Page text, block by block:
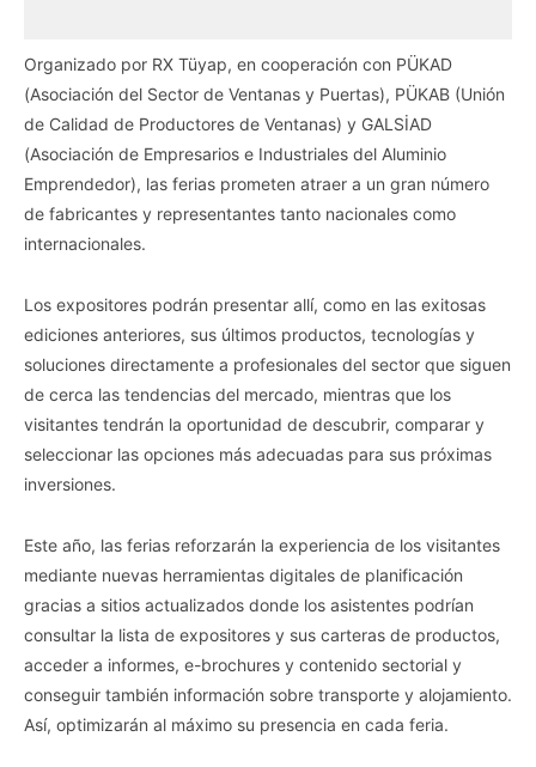
Organizado por RX Tüyap, en cooperación con PÜKAD
(Asociación del Sector de Ventanas y Puertas), PÜKAB (Unión
de Calidad de Productores de Ventanas) y GALSİAD
(Asociación de Empresarios e Industriales del Aluminio
Emprendedor), las ferias prometen atraer a un gran número
de fabricantes y representantes tanto nacionales como
internacionales.
Los expositores podrán presentar allí, como en las exitosas
ediciones anteriores, sus últimos productos, tecnologías y
soluciones directamente a profesionales del sector que siguen
de cerca las tendencias del mercado, mientras que los
visitantes tendrán la oportunidad de descubrir, comparar y
seleccionar las opciones más adecuadas para sus próximas
inversiones.
Este año, las ferias reforzarán la experiencia de los visitantes
mediante nuevas herramientas digitales de planificación
gracias a sitios actualizados donde los asistentes podrían
consultar la lista de expositores y sus carteras de productos,
acceder a informes, e-brochures y contenido sectorial y
conseguir también información sobre transporte y alojamiento.
Así, optimizarán al máximo su presencia en cada feria.